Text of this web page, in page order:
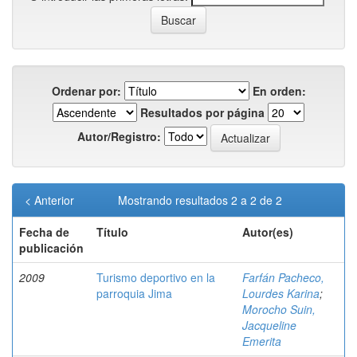
Ordenar por:
En orden:
Resultados por página
Autor/Registro:
Mostrando resultados 2 a 2 de 2
< Anterior
Fecha de
publicación
Título Autor(es)
2009
Turismo deportivo en la
parroquia Jima
Farfán Pacheco,
Lourdes Karina;
Morocho Suin,
Jacqueline
Emerita